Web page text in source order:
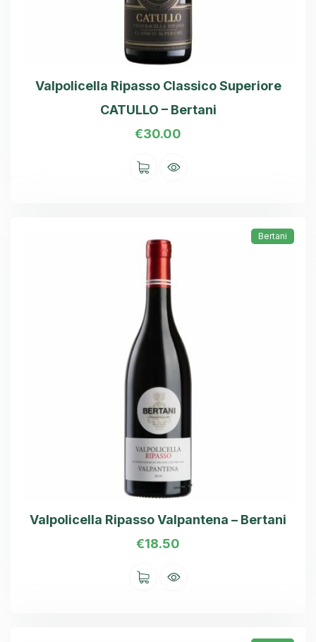
Valpolicella Ripasso Classico Superiore
CATULLO – Bertani
€30.00
Bertani
Valpolicella Ripasso Valpantena – Bertani
€18.50